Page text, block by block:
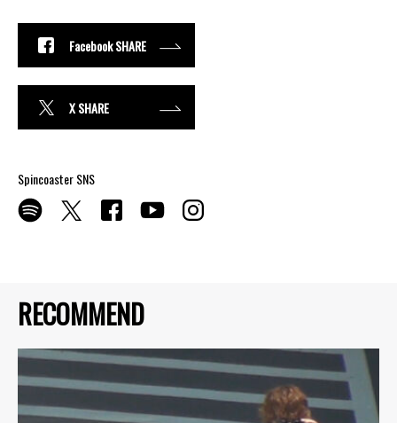
RECOMMEND
Facebook SHARE
X SHARE
Spincoaster SNS